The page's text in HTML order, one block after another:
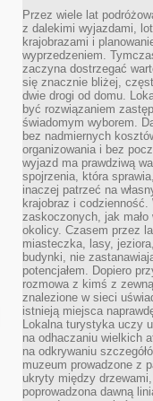
Przez wiele lat
z dalekimi wyjazdami,
krajobrazami i
wyprzedzeniem.
zaczyna dostrzegać
się znacznie bliżej,
dwie drogi od domu.
być rozwiązaniem
świadomym wyborem.
bez nadmiernych
organizowania i bez
wyjazd ma prawdziwą
spojrzenia, która
inaczej patrzeć na
krajobraz i
zaskoczonych, jak
okolicy. Czasem przez
miasteczka, lasy,
budynki, nie
potencjałem. Dopiero
rozmowa z kimś z
znalezione w sieci
istnieją miejsca
Lokalna turystyka uczy
na odhaczaniu wielkich
na odkrywaniu
muzeum prowadzone z
ukryty między
poprowadzona dawną